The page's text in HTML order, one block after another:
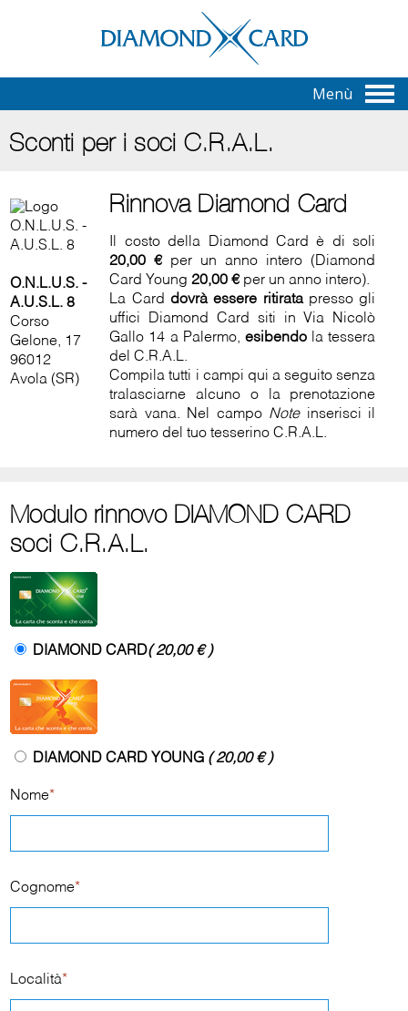
Menù
Sconti per i soci C.R.A.L.
O.N.L.U.S. -
A.U.S.L. 8
Corso
Gelone, 17
96012
Avola (SR)
Rinnova Diamond Card
Il costo della Diamond Card è di soli
20,00 €per un anno intero (Diamond
Card Young20,00 €per un anno intero).
La Card dovrà essere ritiratapresso gli
uffici Diamond Card siti in Via Nicolò
Gallo 14 a Palermo, esibendola tessera
del C.R.A.L.
Compila tutti i campi qui a seguito senza
tralasciarne alcuno o la prenotazione
sarà vana. Nel campo Noteinserisci il
numero del tuo tesserino C.R.A.L.
Modulo rinnovo DIAMOND CARD
soci C.R.A.L.
DIAMOND CARD( 20,00 € )
DIAMOND CARD YOUNG ( 20,00 € )
Nome*
Cognome*
Località*